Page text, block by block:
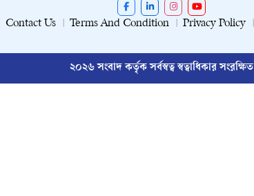
Contact Us Terms And Condition Privacy Policy
২০২৬ সংবাদ কর্তৃক সর্বস্বত্ব স্বত্বাধিকার সংরক্ষিত